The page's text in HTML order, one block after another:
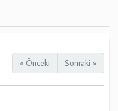
« Önceki Sonraki »